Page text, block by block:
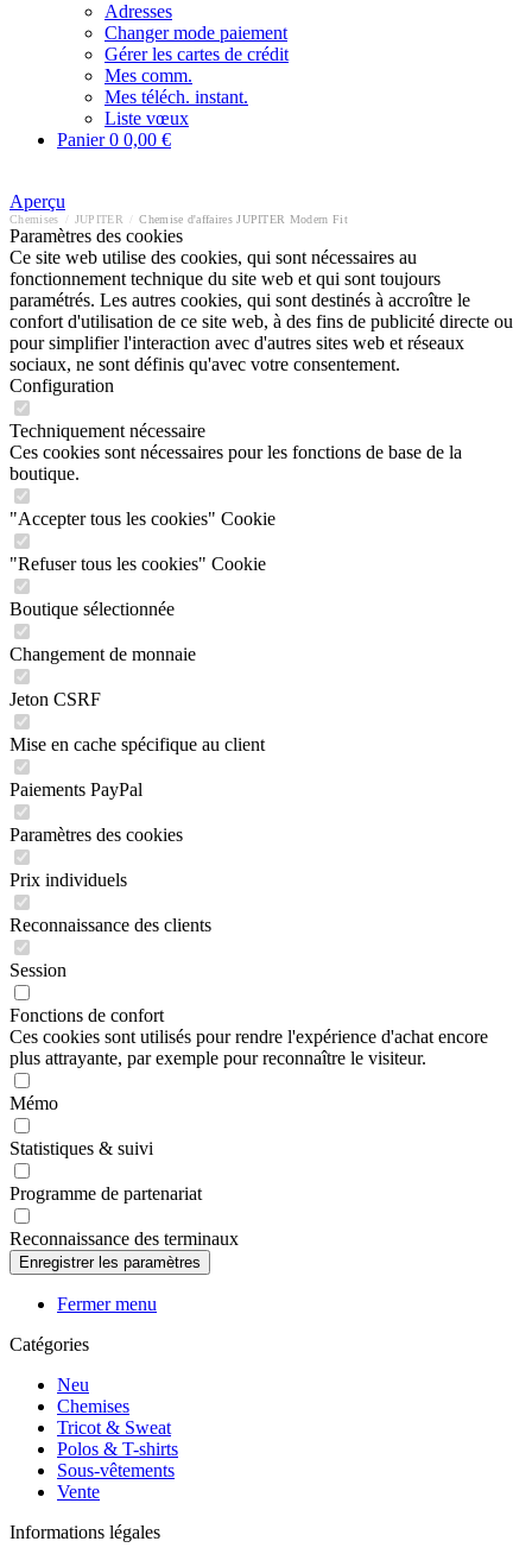
Adresses
Changer mode paiement
Gérer les cartes de crédit
Mes comm.
Mes téléch. instant.
Liste vœux
Panier0 0,00 €
Aperçu
Chemises JUPITER Chemise d'affaires JUPITER Modern Fit
Paramètres des cookies
Ce site web utilise des cookies, qui sont nécessaires au
fonctionnement technique du site web et qui sont toujours
paramétrés. Les autres cookies, qui sont destinés à accroître le
confort d'utilisation de ce site web, à des fins de publicité directe ou
pour simplifier l'interaction avec d'autres sites web et réseaux
sociaux, ne sont définis qu'avec votre consentement.
Configuration
Techniquement nécessaire
Ces cookies sont nécessaires pour les fonctions de base de la
boutique.
"Accepter tous les cookies" Cookie
"Refuser tous les cookies" Cookie
Boutique sélectionnée
Changement de monnaie
Jeton CSRF
Mise en cache spécifique au client
Paiements PayPal
Paramètres des cookies
Prix individuels
Reconnaissance des clients
Session
Fonctions de confort
Ces cookies sont utilisés pour rendre l'expérience d'achat encore
plus attrayante, par exemple pour reconnaître le visiteur.
Mémo
Statistiques & suivi
Programme de partenariat
Reconnaissance des terminaux
Fermer menu
Catégories
Neu
Chemises
Tricot & Sweat
Polos & T-shirts
Sous-vêtements
Vente
Informations légales